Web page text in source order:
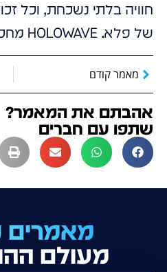
חוויה בלתי נשכחת, וכל
של פלא. HOLOWAVE מחכים לכם.
מאמר קודם
אהבתם את המאמר?
שתפו עם חברים
מאמרים
מעולם